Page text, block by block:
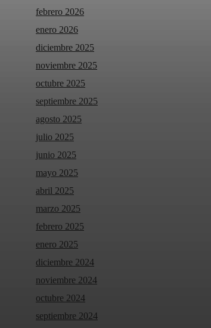
febrero 2026
enero 2026
diciembre 2025
noviembre 2025
octubre 2025
septiembre 2025
agosto 2025
julio 2025
junio 2025
mayo 2025
abril 2025
marzo 2025
febrero 2025
enero 2025
diciembre 2024
noviembre 2024
octubre 2024
septiembre 2024